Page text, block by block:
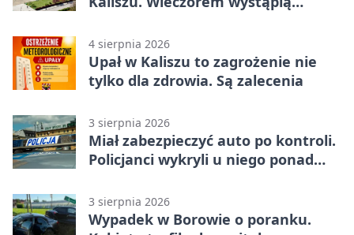
4 sierpnia 2026
Upał w Kaliszu to zagrożenie nie
tylko dla zdrowia. Są zalecenia
3 sierpnia 2026
Miał zabezpieczyć auto po kontroli.
Policjanci wykryli u niego ponad
3 sierpnia 2026
Wypadek w Borowie o poranku.